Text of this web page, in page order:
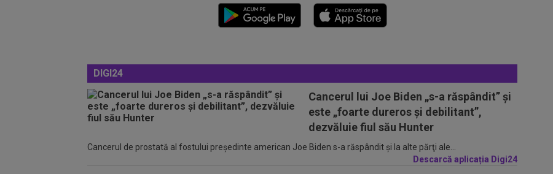
DIGI24
Cancerul lui Joe Biden „s-a răspândit” şi
este „foarte dureros și debilitant”,
dezvăluie fiul său Hunter
Cancerul de prostată al fostului preşedinte american Joe Biden s-a răspândit şi la alte părţi ale...
Descarcă aplicația Digi24